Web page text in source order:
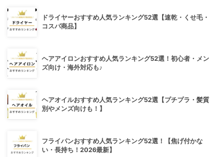
ドライヤーおすすめ人気ランキング52選【速乾・くせ毛・
コスパ商品】
ヘアアイロンおすすめ人気ランキング52選！初心者・メン
ズ向け・海外対応も♪
ヘアオイルおすすめ人気ランキング52選【プチプラ・髪質
別やメンズ向けも！】
フライパンおすすめ人気ランキング52選！【焦げ付かな
い・長持ち！2026最新】